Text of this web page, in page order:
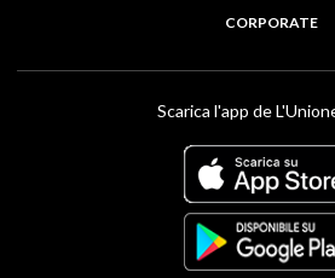
CORPORATE
Scarica l'app de